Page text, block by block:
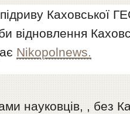
Каховської
відновлення
Nikopolnews.
науковців, , без